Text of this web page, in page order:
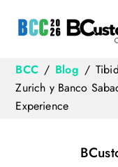
BCC / Blog /
Zurich y Banco
Experience